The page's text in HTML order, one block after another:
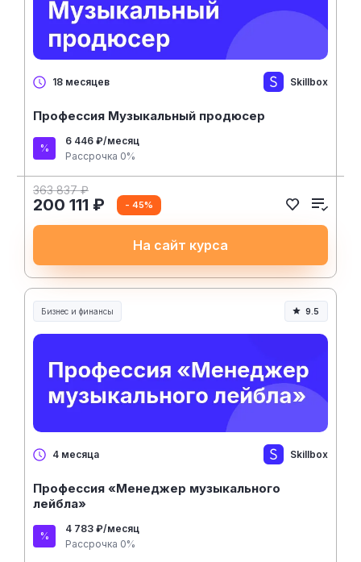
18 месяцев Skillbox
Профессия Музыкальный продюсер
6 446 ₽/месяц
Рассрочка 0%
363 837 ₽
200 111 ₽ - 45%
На сайт курса
Бизнес и финансы 9.5
4 месяца Skillbox
Профессия «Менеджер музыкального
лейбла»
4 783 ₽/месяц
Рассрочка 0%